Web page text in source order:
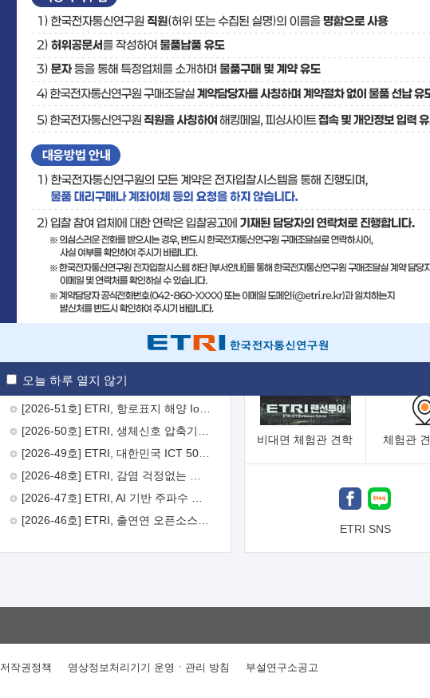
오늘 하루 열지 않기
보도자료
[2026-52호] ETRI, ITU-T 자율주행차 국제표준화 주도한다
기술사업화플랫폼/기술이
기술예고 중소기업
보유특허 이전가능
융합기술연구생산센터 반도체
비대면 체험관 견학 체험관
ETRI SNS
저작권정책 영상정보처리기기 운영ㆍ관리 방침 부설연구소공고